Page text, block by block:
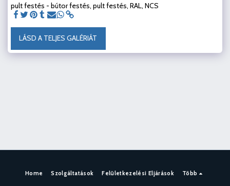
pult festés - bútor festés, pult festés, RAL, NCS
LÁSD A TELJES GALÉRIÁT
Home Szolgáltatások Felületkezelési Eljárások Több